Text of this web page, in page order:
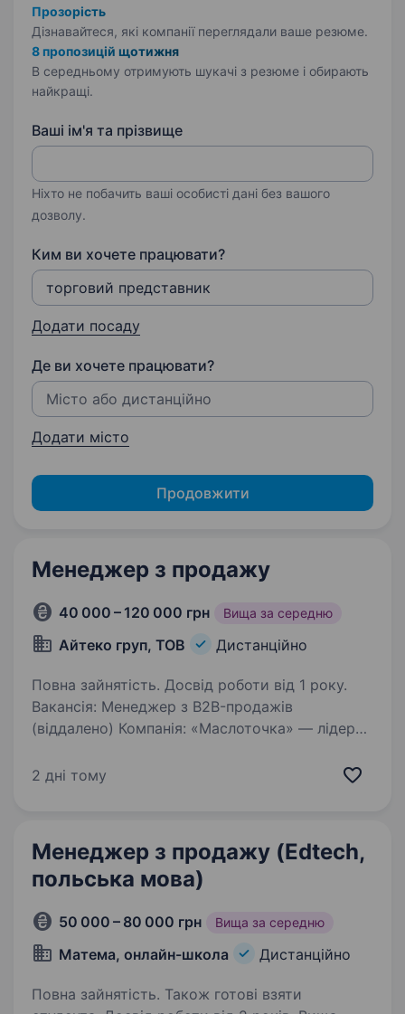
Прозорість
Дізнавайтеся, які компанії переглядали ваше резюме.
8 пропозицій щотижня
В середньому отримують шукачі з резюме і обирають
найкращі.
Ваші ім'я та прізвище
Ніхто не побачить ваші особисті дані без вашого
дозволу.
Ким ви хочете працювати?
Додати посаду
Де ви хочете працювати?
Додати місто
Продовжити
Менеджер з продажу
40 000 – 120 000 грн Вища за середню
Айтеко груп, ТОВ Дистанційно
Повна зайнятість. Досвід роботи від 1 року.
Вакансія: Менеджер з B2B-продажів
(віддалено) Компанія: «Маслоточка» — лідер
роботи: Активний обдзвін СТО, автомагазинів
2 дні тому
Менеджер з продажу (Edtech,
польська мова)
50 000 – 80 000 грн Вища за середню
Матема, онлайн-школа Дистанційно
Повна зайнятість. Також готові взяти